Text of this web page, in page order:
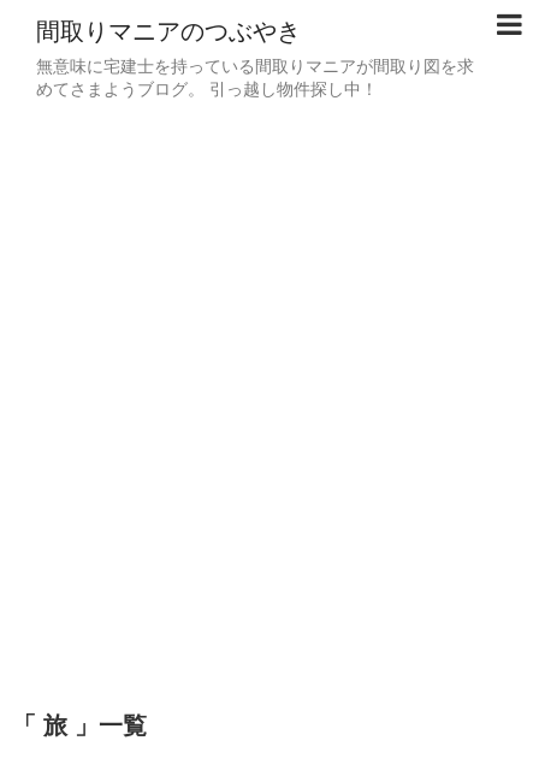
間取りマニアのつぶやき
無意味に宅建士を持っている間取りマニアが間取り図を求
めてさまようブログ。 引っ越し物件探し中！
「 旅 」一覧